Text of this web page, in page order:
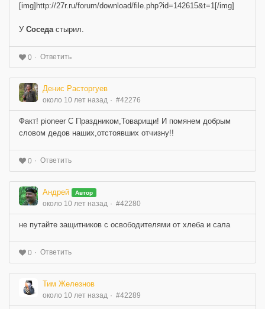
[img]http://27r.ru/forum/download/file.php?id=142615&t=1[/img]
У Соседастырил.
0 Ответить
Денис Расторгуев
около 10 лет назад #42276
Факт! pioneer С Праздником,Товарищи! И помянем добрым
словом дедов наших,отстоявших отчизну!!
0 Ответить
Андрей Автор
около 10 лет назад #42280
не путайте защитников с освободителями от хлеба и сала
0 Ответить
Тим Железнов
около 10 лет назад #42289